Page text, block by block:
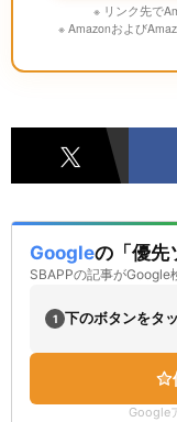
※ リンク先で
※ Amazonおよび
Googleの「優先
SBAPPの記事がGoogle
1 下のボタンをタ
Google